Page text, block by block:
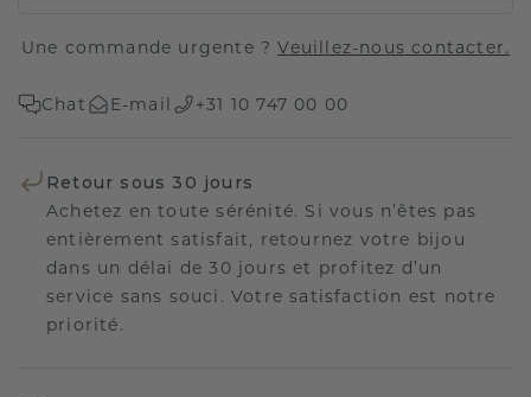
Une commande urgente ?Veuillez-nous contacter.
Chat E-mail +31 10 747 00 00
Retour sous 30 jours
Achetez en toute sérénité. Si vous n’êtes pas
entièrement satisfait, retournez votre bijou
dans un délai de 30 jours et profitez d’un
service sans souci. Votre satisfaction est notre
priorité.